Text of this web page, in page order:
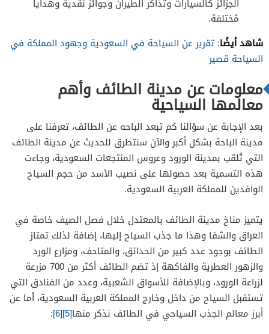
الجزائز كالسيارات وتذاكر الطيران وجوائز نقدية وهدايا
مُختلفة.
شاهد أيضًا: تقرير عن السياحة في السعودية وجهود المملكة في
السياحة قصير
معلومات عن مدينة الطائف وأهم
معالمها السياحية
بعد الإجابة عن سؤالنا كم تبعد الباحه عن الطائف، تعرفنا على
مدينة الباحة بشكل أكبر والآن سنتطرق للحديث عن مدينة الطائف
التي تُلقب بمدينة الورود وعروس المنتجعات السعودية، وجاءت
هذه التسمية بعد حصولها على نصيب الأسد من حجم السياح
الوافدين للمملكة العربية السعودية.
يتميز مناخ مدينة الطائف بالمعتدل خلال فصل الصيف خاصة في
العراق والشفا وهذا ما جذب السياح إليها، إضافة لذلك تمتاز
الطائف بوجود عدد كبير من الحدائق، والمتاحف، ومزارع الورد
والزهور العطرية والفاكهة إذ تضم الطائف أكثر من 700 مزرعة
لزراعة الورود، وبالإضافة للأسواق الشعبية، وعدد من الفنادق التي
تستقبل السياح من داخل وخارج المملكة العربية السعودية، أما عن
أبرز معالم الجذب السياحي في الطائف نذكر منها[5]
[6]
: